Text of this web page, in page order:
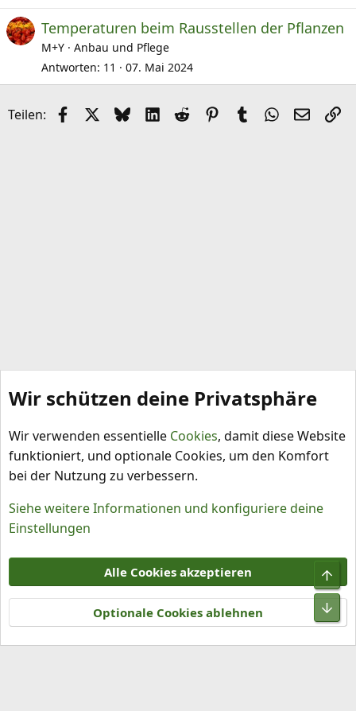
Temperaturen beim Rausstellen der Pflanzen
M+Y
Anbau und Pflege
Antworten 11 07. Mai 2024
Teilen: FacebookX (Twitter)
BlueskyLinkedIn
Reddit Pinterest
Tumblr WhatsApp
E-Mail
Pflanzenbeleuchtung
Nutzungsbedingungen
Datenschutz
Hilfe und Impressum
R
S
S
Community platform by XenForo® © 2010-2026 XenForo Ltd.
Wir schützen deine Privatsphäre
Wir verwenden essentielle Cookies, damit diese Website
funktioniert, und optionale Cookies, um den Komfort
bei der Nutzung zu verbessern.
Siehe weitere Informationen und konfiguriere deine
Einstellungen
Alle Cookies akzeptieren
Optionale Cookies ablehnen